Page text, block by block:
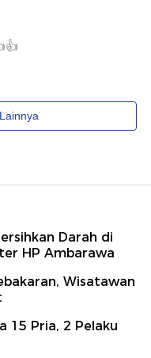
Darah di
HP Ambarawa
Wisatawan
15 Pria, 2 Pelaku